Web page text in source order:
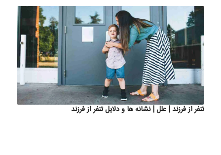
تنفر از فرزند | علل | نشانه ها و دلایل تنفر از فرزند